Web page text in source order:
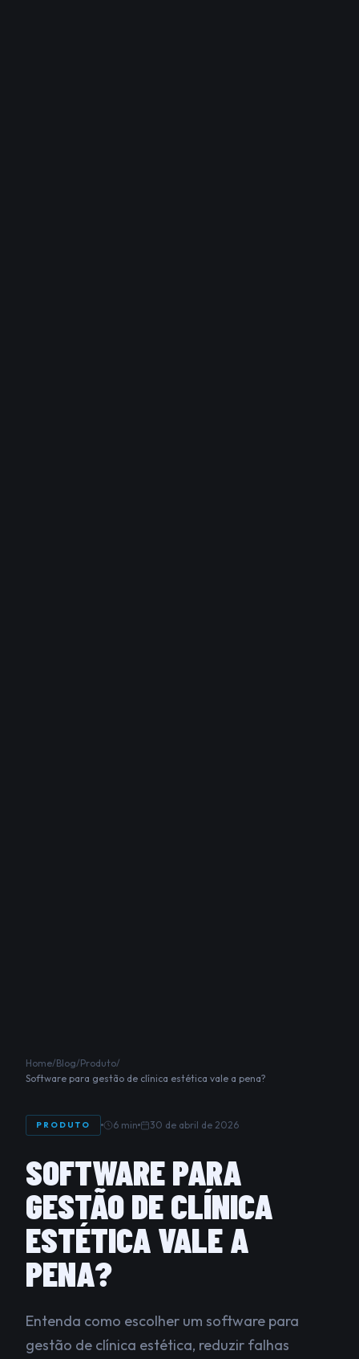
Home/Blog/Produto/
Software para gestão de clínica estética vale a pena?
PRODUTO 6 min 30 de abril de 2026
SOFTWARE PARA
GESTÃO DE CLÍNICA
ESTÉTICA VALE A
PENA?
Entenda como escolher um software para
gestão de clínica estética, reduzir falhas